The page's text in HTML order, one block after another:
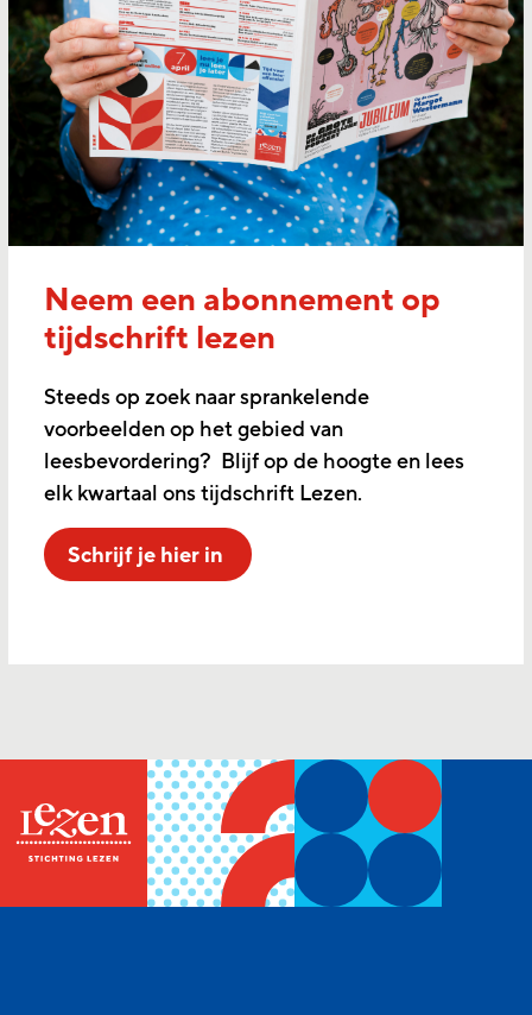
Neem een abonnement op
tijdschrift lezen
Steeds op zoek naar sprankelende
voorbeelden op het gebied van
leesbevordering? Blijf op de hoogte en lees
elk kwartaal ons tijdschrift Lezen.
Schrijf je hier in